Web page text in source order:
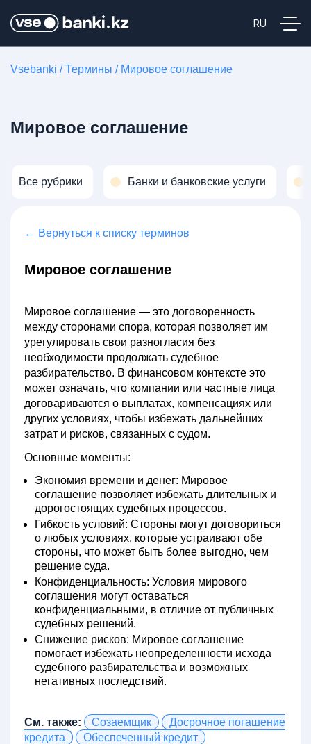
Vsebanki /Термины / Мировое соглашение
Мировое соглашение
Все рубрики Банки и банковские услуги
← Вернуться к списку терминов
Мировое соглашение
Мировое соглашение — это договоренность
между сторонами спора, которая позволяет им
урегулировать свои разногласия без
необходимости продолжать судебное
разбирательство. В финансовом контексте это
может означать, что компании или частные лица
договариваются о выплатах, компенсациях или
других условиях, чтобы избежать дальнейших
затрат и рисков, связанных с судом.
Основные моменты:
Экономия времени и денег: Мировое
соглашение позволяет избежать длительных и
дорогостоящих судебных процессов.
Гибкость условий: Стороны могут договориться
о любых условиях, которые устраивают обе
стороны, что может быть более выгодно, чем
решение суда.
Конфиденциальность: Условия мирового
соглашения могут оставаться
конфиденциальными, в отличие от публичных
судебных решений.
Снижение рисков: Мировое соглашение
помогает избежать неопределенности исхода
судебного разбирательства и возможных
негативных последствий.
См. также: Созаемщик
Досрочное погашение
кредита
Обеспеченный кредит